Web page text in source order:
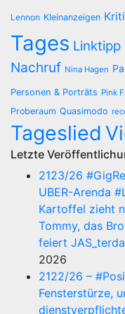
Lennon Kleinanzeigen
Tages Linktipp
Nachruf Nina Hagen
Personen & Porträts Pink
Proberaum Quasimodo
Tageslied
Letzte
2123/26
UBER-Arenda
Kartoffel zieht
Tommy, das
feiert
2026
2122/26 –
Fensterstürze,